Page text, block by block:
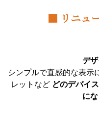
■ リニュ
デ
シンプルで直感的な表示
レットなど どのデバイ
にな